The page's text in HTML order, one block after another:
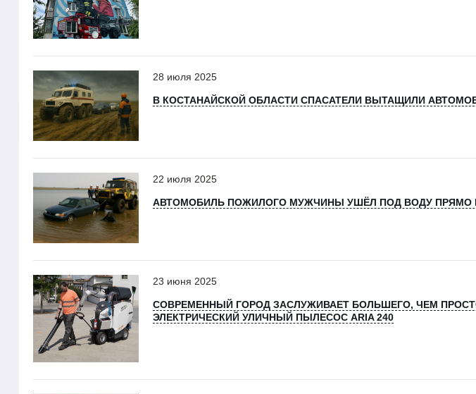
28 июля 2025
В КОСТАНАЙСКОЙ ОБЛАСТИ СПАСАТЕЛИ ВЫТАЩИЛИ
22 июля 2025
АВТОМОБИЛЬ ПОЖИЛОГО МУЖЧИНЫ УШЁЛ ПОД ВОДУ ПРЯМО
23 июня 2025
СОВРЕМЕННЫЙ ГОРОД ЗАСЛУЖИВАЕТ БОЛЬШЕГО, ЧЕМ
ЭЛЕКТРИЧЕСКИЙ УЛИЧНЫЙ ПЫЛЕСОС ARIA 240